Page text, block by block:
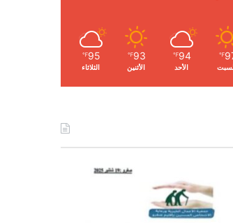
℉
94
℉
الأحد
93
℉
الأثنين
95
℉
الثلاثاء